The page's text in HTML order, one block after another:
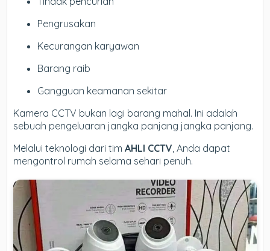
Pengrusakan
Kecurangan karyawan
Barang raib
Gangguan keamanan sekitar
Kamera CCTV bukan lagi barang mahal. Ini adalah
sebuah pengeluaran jangka panjang jangka panjang.
Melalui teknologi dari timAHLI CCTV, Anda dapat
mengontrol rumah selama sehari penuh.